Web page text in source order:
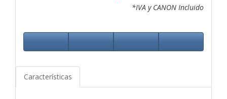
*IVA y CANON Incluido
Características